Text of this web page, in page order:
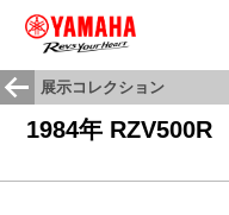
展示コレクション
1984年 RZV500R